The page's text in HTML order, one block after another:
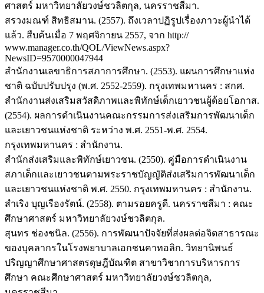
ศาสตร์ มหาวิทยาลัยวงษ์ชวลิตกุล, นครราชสีมา.
สรวงมณฑ์ สิทธิสมาน. (2557). ถึงเวลาปฏิรูปเรื่องภาวะผู้นำได้
แล้ว. สืบค้นเมื่อ 7 พฤศจิกายน 2557, จาก http://
www.manager.co.th/QOL/ViewNews.aspx?
NewsID=9570000047944
สำนักงานเลขาธิการสภาการศึกษา. (2553). แผนการศึกษาแห่ง
ชาติ ฉบับปรับปรุง (พ.ศ. 2552-2559). กรุงเทพมหานคร : สกศ.
สำนักงานส่งเสริมสวัสดิภาพและพิทักษ์เด็กเยาวชนผู้ด้อยโอกาส.
(2554). ผลการดำเนินงานคณะกรรมการส่งเสริมการพัฒนาเด็ก
และเยาวชนแห่งชาติ ระหว่าง พ.ศ. 2551-พ.ศ. 2554.
กรุงเทพมหานคร : สำนักงาน.
สำนักส่งเสริมและพิทักษ์เยาวชน. (2550). คู่มือการดำเนินงาน
สภาเด็กและเยาวชนตามพระราชบัญญัติส่งเสริมการพัฒนาเด็ก
และเยาวชนแห่งชาติ พ.ศ. 2550. กรุงเทพมหานคร : สำนักงาน.
สำเริง บุญเรืองรัตน์. (2558). ตามรอยครูดี. นครราชสีมา : คณะ
ศึกษาศาสตร์ มหาวิทยาลัยวงษ์ชวลิตกุล.
สุนทร ช่องชนิล. (2556). การพัฒนาปัจจัยที่ส่งผลต่อจิตสาธารณะ
ของบุคลากรในโรงพยาบาลเอกชนคาทอลิก. วิทยานิพนธ์
ปริญญาศึกษาศาสตรดุษฎีบัณฑิต สาขาวิชาการบริหารการ
ศึกษา คณะศึกษาศาสตร์ มหาวิทยาลัยวงษ์ชวลิตกุล,